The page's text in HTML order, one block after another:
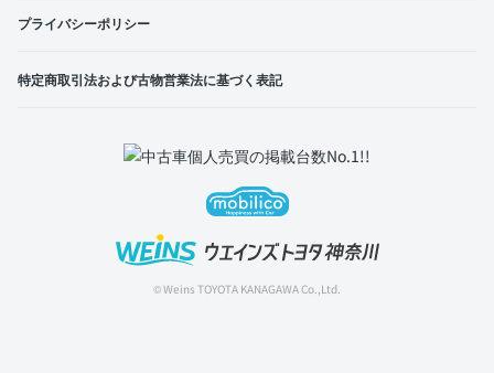
プライバシーポリシー
特定商取引法および古物営業法に基づく表記
© Weins TOYOTA KANAGAWA Co.,Ltd.